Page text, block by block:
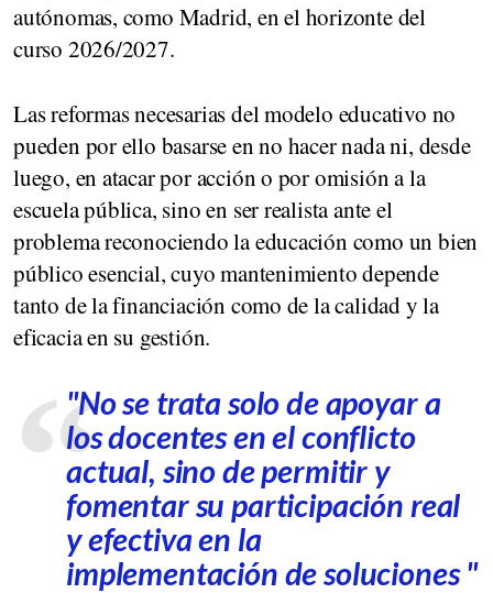
autónomas, como Madrid, en el horizonte del
curso 2026/2027.
Las reformas necesarias del modelo educativo no
pueden por ello basarse en no hacer nada ni, desde
luego, en atacar por acción o por omisión a la
escuela pública, sino en ser realista ante el
problema reconociendo la educación como un bien
público esencial, cuyo mantenimiento depende
tanto de la financiación como de la calidad y la
eficacia en su gestión.
"No se trata solo de apoyar a
los docentes en el conflicto
actual, sino de permitir y
fomentar su participación real
y efectiva en la
implementación de soluciones "